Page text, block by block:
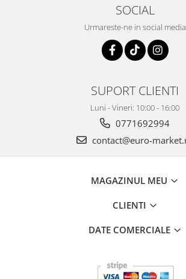
SOCIAL
Urmareste-ne in social media
SUPORT CLIENTI
Luni - Vineri: 10:00 - 16:00
0771692994
contact@euro-
MAGAZINUL MEU
CLIENTI
DATE COMERCIALE